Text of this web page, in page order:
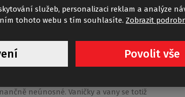
neúnosné. Vaničky a vany se totiž
služeb, personalizaci reklam a analýze
tohoto webu s tím souhlasíte. Zobrazit
Povolit vše